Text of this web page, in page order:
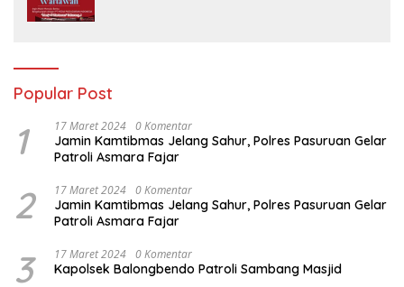
Popular Post
1 17 Maret 2024 0 Komentar
Jamin Kamtibmas Jelang Sahur, Polres Pasuruan Gelar
Patroli Asmara Fajar
2 17 Maret 2024 0 Komentar
Jamin Kamtibmas Jelang Sahur, Polres Pasuruan Gelar
Patroli Asmara Fajar
3 17 Maret 2024 0 Komentar
Kapolsek Balongbendo Patroli Sambang Masjid